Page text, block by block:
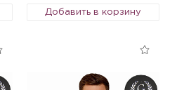
Добавить в корзину